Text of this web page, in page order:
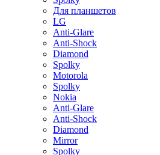
Для планшетов
LG
Anti-Glare
Anti-Shock
Diamond
Spolky
Motorola
Spolky
Nokia
Anti-Glare
Anti-Shock
Diamond
Mirror
Spolky